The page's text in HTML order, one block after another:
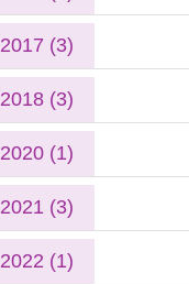
2017 (3)
2018 (3)
2020 (1)
2021 (3)
2022 (1)